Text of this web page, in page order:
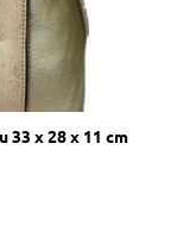
33 x 28 x 11 cm